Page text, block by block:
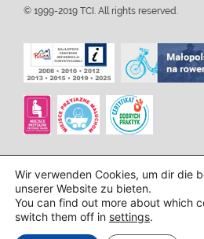
© 1999-2019 TCI. All rights reserved.
Design und Implementierung:
Wir verwenden Cookies, um dir die
unserer Website zu bieten.
You can find out more about which
switch them off in settings.